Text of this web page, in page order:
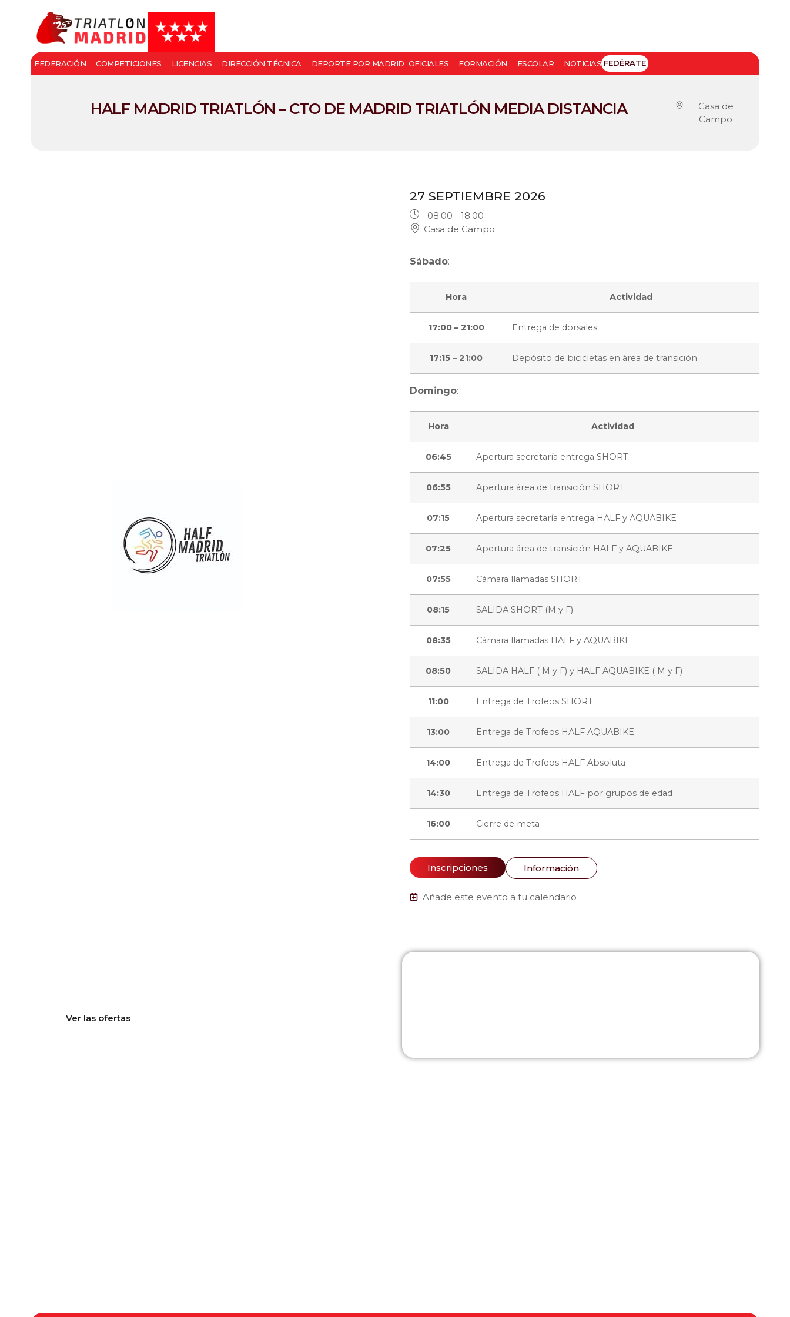
FEDERACIÓN COMPETICIONES LICENCIAS DIRECCIÓN TÉCNICA DEPORTE POR MADRID OFICIALES FORMACIÓN ESCOLAR NOTICIAS FEDÉRATE
HALF MADRID TRIATLÓN – CTO DE MADRID TRIATLÓN MEDIA DISTANCIA
Casa de
Campo
27 SEPTIEMBRE 2026
08:00 - 18:00
Casa de Campo
Sábado:
Hora Actividad
17:00 – 21:00 Entrega de dorsales
17:15 – 21:00 Depósito de bicicletas en área de transición
Domingo:
Hora Actividad
06:45 Apertura secretaría entrega SHORT
06:55 Apertura área de transición SHORT
07:15 Apertura secretaría entrega HALF y AQUABIKE
07:25 Apertura área de transición HALF y AQUABIKE
07:55 Cámara llamadas SHORT
08:15 SALIDA SHORT (M y F)
08:35 Cámara llamadas HALF y AQUABIKE
08:50 SALIDA HALF ( M y F) y HALF AQUABIKE ( M y F)
11:00 Entrega de Trofeos SHORT
13:00 Entrega de Trofeos HALF AQUABIKE
14:00 Entrega de Trofeos HALF Absoluta
14:30 Entrega de Trofeos HALF por grupos de edad
16:00 Cierre de meta
Inscripciones Información
Añade este evento a tu calendario
Ver las ofertas